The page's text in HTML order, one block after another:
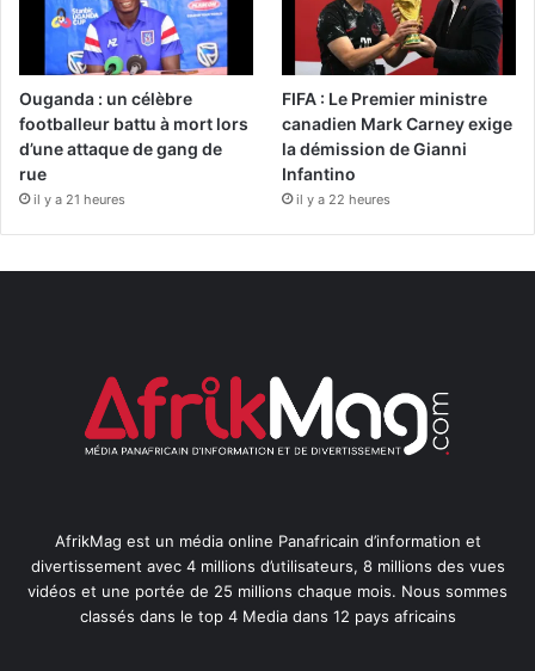
Ouganda : un célèbre
footballeur battu à mort lors
d’une attaque de gang de
rue
il y a 21 heures
FIFA : Le Premier ministre
canadien Mark Carney exige
la démission de Gianni
Infantino
il y a 22 heures
AfrikMag est un média online Panafricain d’information et
divertissement avec 4 millions d’utilisateurs, 8 millions des vues
vidéos et une portée de 25 millions chaque mois. Nous sommes
classés dans le top 4 Media dans 12 pays africains